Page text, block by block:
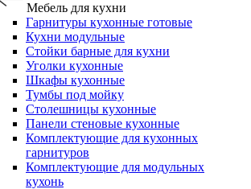
Мебель для кухни
Гарнитуры кухонные готовые
Кухни модульные
Стойки барные для кухни
Уголки кухонные
Шкафы кухонные
Тумбы под мойку
Столешницы кухонные
Панели стеновые кухонные
Комплектующие для кухонных
гарнитуров
Комплектующие для модульных
кухонь